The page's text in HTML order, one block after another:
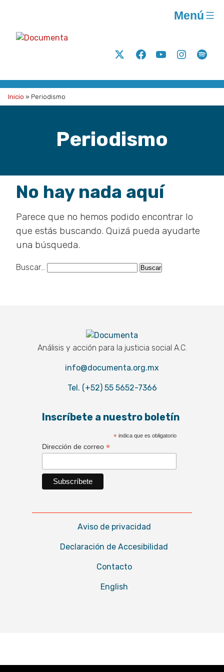
acción
para
la
Twitter FacebookYoutubeInstagram
Menú
Inicio » Periodismo
Periodismo
No hay nada aquí
Parece que no hemos podido encontrar lo
que estás buscando. Quizá pueda ayudarte
una búsqueda.
Buscar...
Documenta
Análisis y acción para la justicia social A.C.
info@documenta.org.mx
Tel. (+52) 55 5652-7366
Inscríbete a nuestro boletín
*indica que es obligatorio
Dirección de correo *
Aviso de privacidad
Declaración de Accesibilidad
Contacto
English